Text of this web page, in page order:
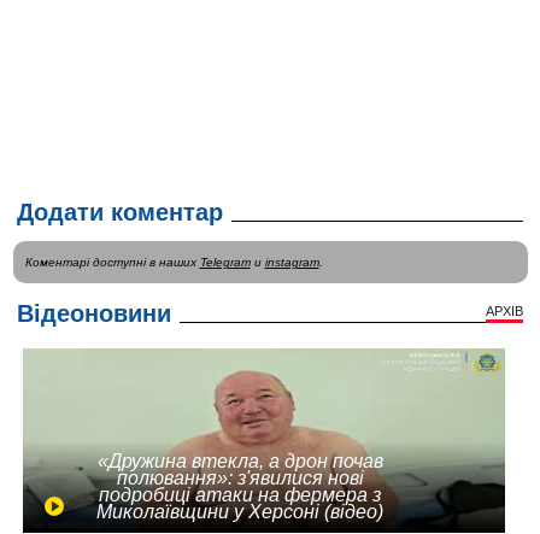
Додати коментар
Коментарі доступні в наших Telegramи instagram.
Відеоновини АРХІВ
«Дружина втекла, а дрон почав
полювання»: з'явилися нові
подробиці атаки на фермера з
Миколаївщини у Херсоні (відео)